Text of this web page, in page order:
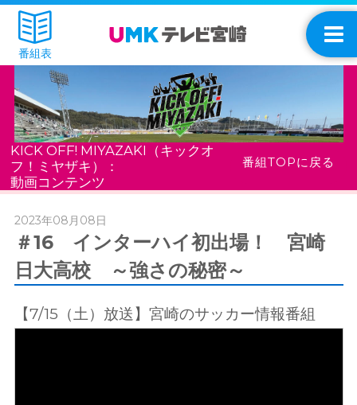
番組表
KICK OFF! MIYAZAKI（キックオ
フ！ミヤザキ）：
動画コンテンツ
番組TOPに戻る
2023年08月08日
＃16 インターハイ初出場！ 宮崎
日大高校 ～強さの秘密～
【7/15（土）放送】宮崎のサッカー情報番組